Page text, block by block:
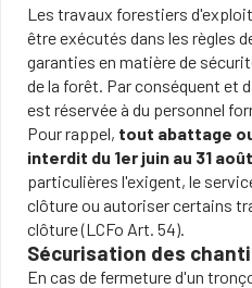
Les travaux forestiers
être exécutés dans les règles
garanties en matière de
de la forêt. Par conséquent et
est réservée à du personnel
Pour rappel, tout abattage
interdit du 1er juin au 31 août
particulières l'exigent, le
clôture ou autoriser certains
clôture (LCFo Art. 54).
Sécurisation des
En cas de fermeture d'un